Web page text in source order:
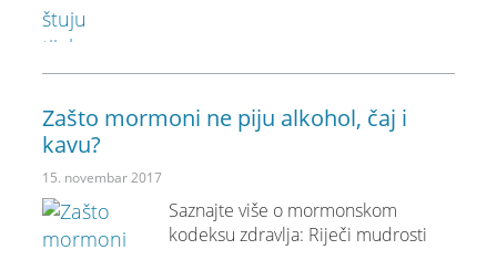
Zašto mormoni ne piju alkohol, čaj i
kavu?
15. novembar 2017
Saznajte više o mormonskom
kodeksu zdravlja: Riječi mudrosti